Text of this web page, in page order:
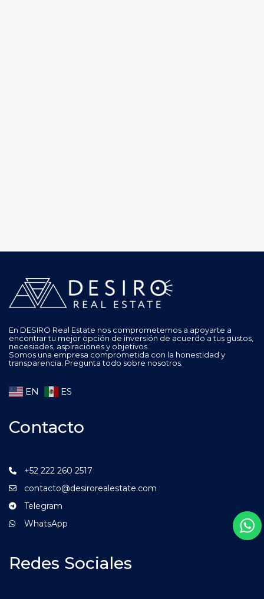
En DESIRO Real Estate nos comprometemos a apoyarte a
encontrar tu mejor opción de inversión de acuerdo a tus gustos,
necesiades, aspiraciones y objetivos.
Somos una empresa comprometida con la honestidad y
transparencia. Pregunta todo sobre nosotros.
EN ES
Contacto
+52 222 260 2517
contacto@desirorealestate.com
Telegram
WhatsApp
Redes Sociales